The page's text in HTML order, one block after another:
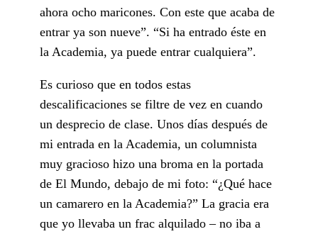
ahora ocho maricones. Con este que acaba de
entrar ya son nueve”. “Si ha entrado éste en
la Academia, ya puede entrar cualquiera”.
Es curioso que en todos estas
descalificaciones se filtre de vez en cuando
un desprecio de clase. Unos días después de
mi entrada en la Academia, un columnista
muy gracioso hizo una broma en la portada
de El Mundo, debajo de mi foto: “¿Qué hace
un camarero en la Academia?” La gracia era
que yo llevaba un frac alquilado – no iba a